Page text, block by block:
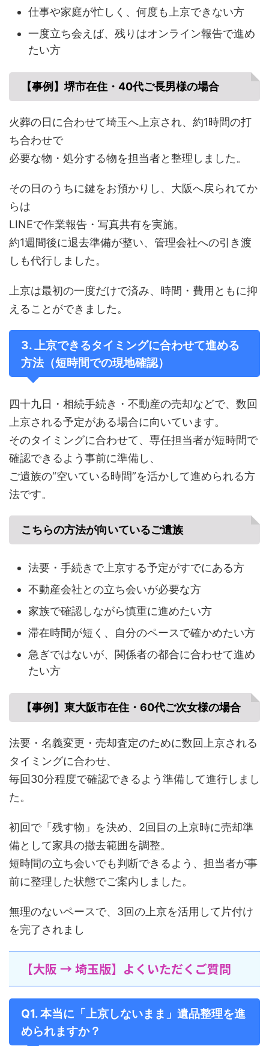
仕事や家庭が忙しく、何度も上京できない方
一度立ち会えば、残りはオンライン報告で進め
たい方
【事例】堺市在住・40代ご長男様の場合
火葬の日に合わせて埼玉へ上京され、約1時間の打
ち合わせで
必要な物・処分する物を担当者と整理しました。
その日のうちに鍵をお預かりし、大阪へ戻られてか
らは
LINEで作業報告・写真共有を実施。
約1週間後に退去準備が整い、管理会社への引き渡
しも代行しました。
上京は最初の一度だけで済み、時間・費用ともに抑
えることができました。
3. 上京できるタイミングに合わせて進める
方法（短時間での現地確認）
四十九日・相続手続き・不動産の売却などで、数回
上京される予定がある場合に向いています。
そのタイミングに合わせて、専任担当者が短時間で
確認できるよう事前に準備し、
ご遺族の“空いている時間”を活かして進められる方
法です。
こちらの方法が向いているご遺族
法要・手続きで上京する予定がすでにある方
不動産会社との立ち会いが必要な方
家族で確認しながら慎重に進めたい方
滞在時間が短く、自分のペースで確かめたい方
急ぎではないが、関係者の都合に合わせて進め
たい方
【事例】東大阪市在住・60代ご次女様の場合
法要・名義変更・売却査定のために数回上京される
タイミングに合わせ、
毎回30分程度で確認できるよう準備して進行しまし
た。
初回で「残す物」を決め、2回目の上京時に売却準
備として家具の撤去範囲を調整。
短時間の立ち会いでも判断できるよう、担当者が事
前に整理した状態でご案内しました。
無理のないペースで、3回の上京を活用して片付け
を完了されまし
【大阪 → 埼玉版】よくいただくご質問
Q1. 本当に「上京しないまま」遺品整理を進
められますか？